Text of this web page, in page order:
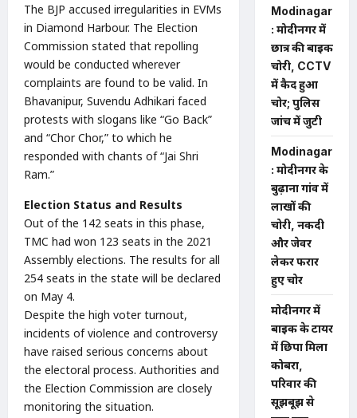
The BJP accused irregularities in EVMs
in Diamond Harbour. The Election
Commission stated that repolling
would be conducted wherever
complaints are found to be valid. In
Bhavanipur, Suvendu Adhikari faced
protests with slogans like “Go Back”
and “Chor Chor,” to which he
responded with chants of “Jai Shri
Ram.”
Election Status and Results
Out of the 142 seats in this phase,
TMC had won 123 seats in the 2021
Assembly elections. The results for all
254 seats in the state will be declared
on May 4.
Despite the high voter turnout,
incidents of violence and controversy
have raised serious concerns about
the electoral process. Authorities and
the Election Commission are closely
monitoring the situation.
Modinagar
: मोदीनगर में
छात्र की बाइक
चोरी, CCTV
में कैद हुआ
चोर; पुलिस
जांच में जुटी
Modinagar
: मोदीनगर के
बुढ़ाना गांव में
लाखों की
चोरी, नकदी
और जेवर
लेकर फरार
हुए चोर
मोदीनगर में
बाइक के टायर
में छिपा मिला
कोबरा,
परिवार की
सूझबूझ से